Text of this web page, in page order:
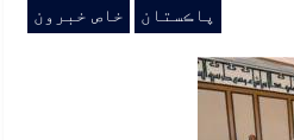
پاڪستان خاص خبرون